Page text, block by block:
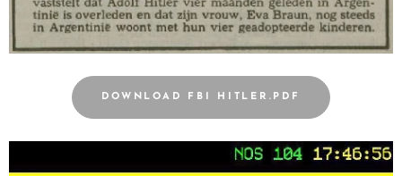
DOWNLOAD FBI HITLER.PDF